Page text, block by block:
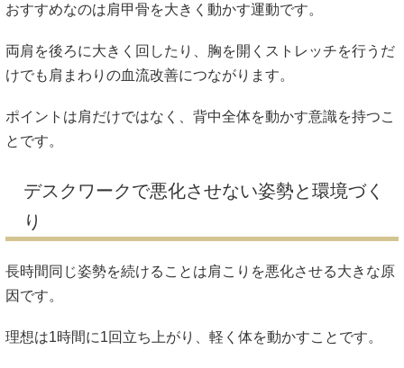
おすすめなのは肩甲骨を大きく動かす運動です。
両肩を後ろに大きく回したり、胸を開くストレッチを行うだ
けでも肩まわりの血流改善につながります。
ポイントは肩だけではなく、背中全体を動かす意識を持つこ
とです。
デスクワークで悪化させない姿勢と環境づく
り
長時間同じ姿勢を続けることは肩こりを悪化させる大きな原
因です。
理想は1時間に1回立ち上がり、軽く体を動かすことです。